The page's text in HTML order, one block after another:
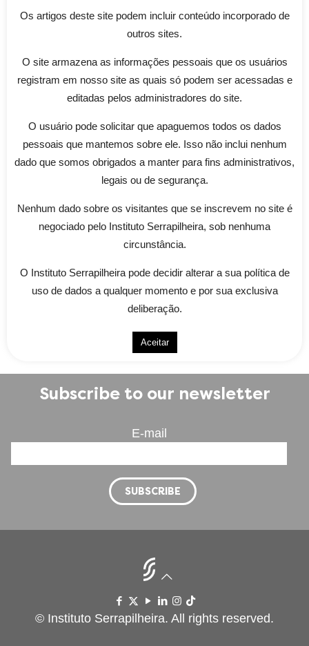
systems biology to predict metabolic pathways
and develop microbial strains to produce various
forefront of renewable energy development. Our
goal is to unravel the molecular bases involved in
metabolism, the signaling network that regulates
tolerance to groups of inhibitors present in
hydrolysates from lignocellulosic materials.
Amount invested
Grant Serrapilheira: R$ 100,000.00
Science Call 1
Renewable sugar
Subscribe to our newsletter
E-mail
© Instituto Serrapilheira. All rights reserved.
Os artigos deste site podem incluir conteúdo incorporado de
outros sites.
O site armazena as informações pessoais que os usuários
registram em nosso site as quais só podem ser acessadas e
editadas pelos administradores do site.
O usuário pode solicitar que apaguemos todos os dados
pessoais que mantemos sobre ele. Isso não inclui nenhum
dado que somos obrigados a manter para fins administrativos,
legais ou de segurança.
Nenhum dado sobre os visitantes que se inscrevem no site é
negociado pelo Instituto Serrapilheira, sob nenhuma
circunstância.
O Instituto Serrapilheira pode decidir alterar a sua política de
uso de dados a qualquer momento e por sua exclusiva
deliberação.
Aceitar